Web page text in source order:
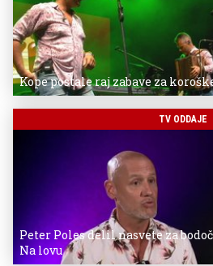
Kope postale raj zabave za
TV ODDAJE
Peter Poles delil nasvete za
Na lovu